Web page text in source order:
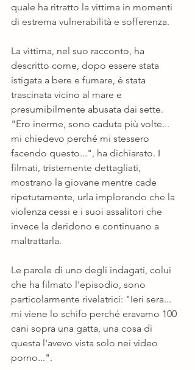
quale ha ritratto la vittima in momenti
di estrema vulnerabilità e sofferenza.
La vittima, nel suo racconto, ha
descritto come, dopo essere stata
istigata a bere e fumare, è stata
trascinata vicino al mare e
presumibilmente abusata dai sette.
"Ero inerme, sono caduta più volte...
mi chiedevo perché mi stessero
facendo questo...", ha dichiarato. I
filmati, tristemente dettagliati,
mostrano la giovane mentre cade
ripetutamente, urla implorando che la
violenza cessi e i suoi assalitori che
invece la deridono e continuano a
maltrattarla.
Le parole di uno degli indagati, colui
che ha filmato l'episodio, sono
particolarmente rivelatrici: "Ieri sera...
mi viene lo schifo perché eravamo 100
cani sopra una gatta, una cosa di
questa l'avevo vista solo nei video
porno...".